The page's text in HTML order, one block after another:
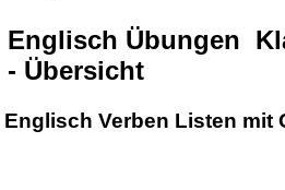
Englisch Übungen
- Übersicht
Englisch Verben Listen mit